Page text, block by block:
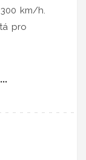
km/h.
pro